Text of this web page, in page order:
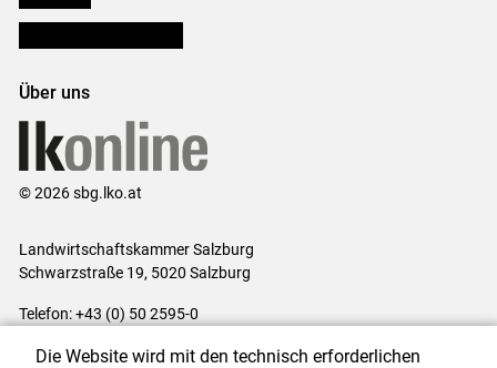
Über uns
© 2026 sbg.lko.at
Landwirtschaftskammer Salzburg
Schwarzstraße 19, 5020 Salzburg
Telefon: +43 (0) 50 2595-0
Die Website wird mit den technisch erforderlichen